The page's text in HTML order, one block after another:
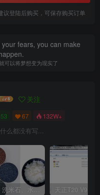
议登陆后购买，可保存购买订单
fears, you can make
可以将梦想变为现实了
关注
53 67 132W+
么都没有写...
水洗石、洗米石、水刷石、水磨石、胶粘石傻傻分不清楚